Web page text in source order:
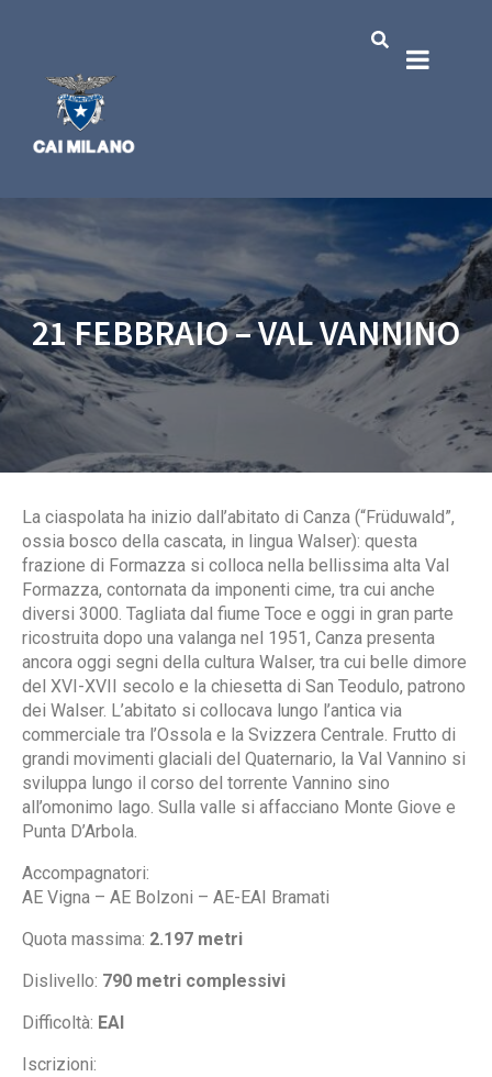
21 FEBBRAIO – VAL VANNINO
La ciaspolata ha inizio dall’abitato di Canza (“Früduwald”,
ossia bosco della cascata, in lingua Walser): questa
frazione di Formazza si colloca nella bellissima alta Val
Formazza, contornata da imponenti cime, tra cui anche
diversi 3000. Tagliata dal fiume Toce e oggi in gran parte
ricostruita dopo una valanga nel 1951, Canza presenta
ancora oggi segni della cultura Walser, tra cui belle dimore
del XVI-XVII secolo e la chiesetta di San Teodulo, patrono
dei Walser. L’abitato si collocava lungo l’antica via
commerciale tra l’Ossola e la Svizzera Centrale. Frutto di
grandi movimenti glaciali del Quaternario, la Val Vannino si
sviluppa lungo il corso del torrente Vannino sino
all’omonimo lago. Sulla valle si affacciano Monte Giove e
Punta D’Arbola.
Accompagnatori:
AE Vigna – AE Bolzoni – AE-EAI Bramati
Quota massima: 2.197 metri
Dislivello: 790 metri complessivi
Difficoltà: EAI
Iscrizioni: